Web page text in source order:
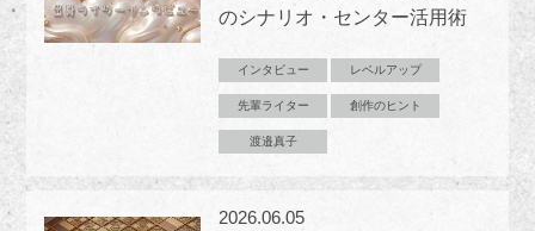
のシナリオ・センター活用術
インタビュー レベルアップ
先輩ライター 創作のヒント
渡邉真子
2026.06.05